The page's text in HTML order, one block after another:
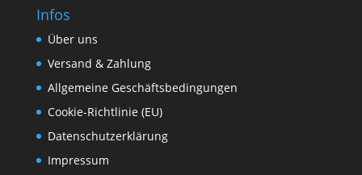
Infos
Über uns
Versand & Zahlung
Allgemeine Geschäftsbedingungen
Cookie-Richtlinie (EU)
Datenschutzerklärung
Impressum